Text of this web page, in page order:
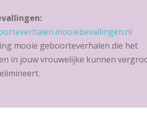
mooie geboorteverhalen die het
in jouw vrouwelijke kunnen